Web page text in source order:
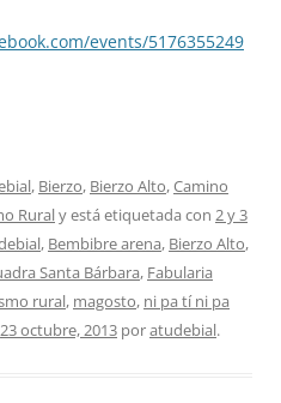
events/5176355249
, Bierzo, Bierzo Alto,Camino
Ruraly está etiquetada con 2 y 3
, Bembibre arena, Bierzo Alto,
Santa Bárbara, Fabularia
rural, magosto, ni pa tí ni pa
23 octubre, 2013 poratudebial.